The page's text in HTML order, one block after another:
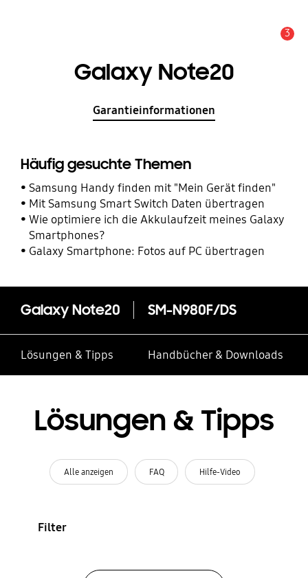
3
Galaxy Note20
Garantieinformationen
Häufig gesuchte Themen
Samsung Handy finden mit "Mein Gerät finden"
Mit Samsung Smart Switch Daten übertragen
Wie optimiere ich die Akkulaufzeit meines Galaxy
Smartphones?
Galaxy Smartphone: Fotos auf PC übertragen
Galaxy Note20 SM-N980F/DS
Lösungen & Tipps Handbücher & Downloads
Lösungen & Tipps
Alle anzeigen FAQ Hilfe-Video
Filter